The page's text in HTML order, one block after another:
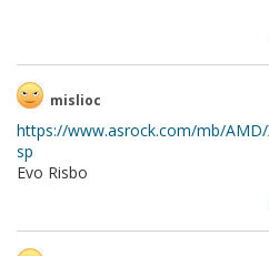
mislioc
https://www.asrock.com/mb/AMD/
sp
Evo Risbo